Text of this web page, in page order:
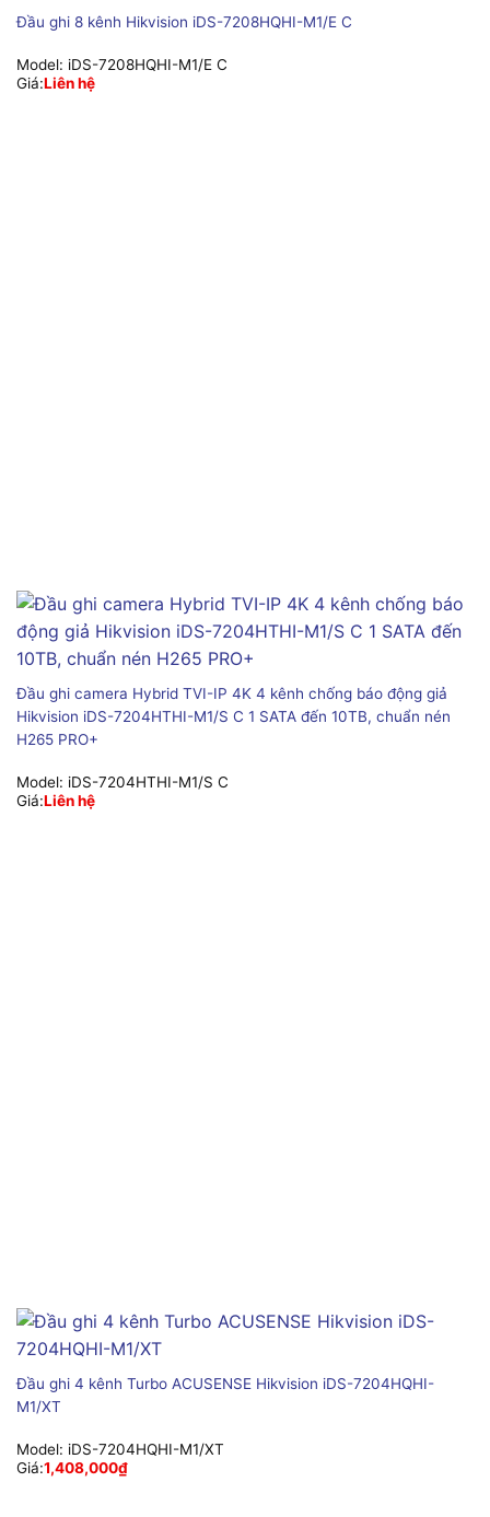
Đầu ghi 8 kênh Hikvision iDS-7208HQHI-M1/E C
Model: iDS-7208HQHI-M1/E C
Giá:Liên hệ
Đầu ghi camera Hybrid TVI-IP 4K 4 kênh chống báo động giả
Hikvision iDS-7204HTHI-M1/S C 1 SATA đến 10TB, chuẩn nén
H265 PRO+
Model: iDS-7204HTHI-M1/S C
Giá:Liên hệ
Đầu ghi 4 kênh Turbo ACUSENSE Hikvision iDS-7204HQHI-
M1/XT
Model: iDS-7204HQHI-M1/XT
Giá:1,408,000₫